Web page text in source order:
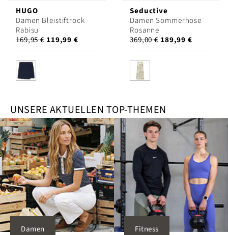
HUGO
Damen Bleistiftrock
Rabisu
169,95 € 119,99 €
Seductive
Damen Sommerhose
Rosanne
369,00 € 189,99 €
UNSERE AKTUELLEN TOP-THEMEN
Damen Fitness